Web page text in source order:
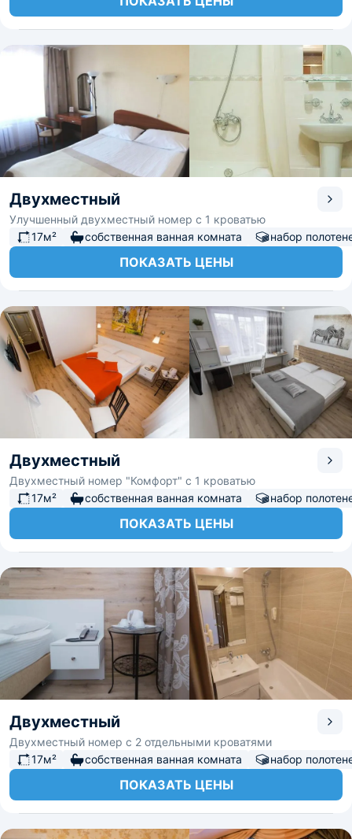
Двухместный
Улучшенный двухместный номер с 1 кроватью
17м²
собственная ванная комната набор
ПОКАЗАТЬ ЦЕНЫ
Двухместный
Двухместный номер "Комфорт" с 1 кроватью
17м²
собственная ванная комната набор
ПОКАЗАТЬ ЦЕНЫ
Двухместный
Двухместный номер с 2 отдельными кроватями
17м²
собственная ванная комната набор
ПОКАЗАТЬ ЦЕНЫ